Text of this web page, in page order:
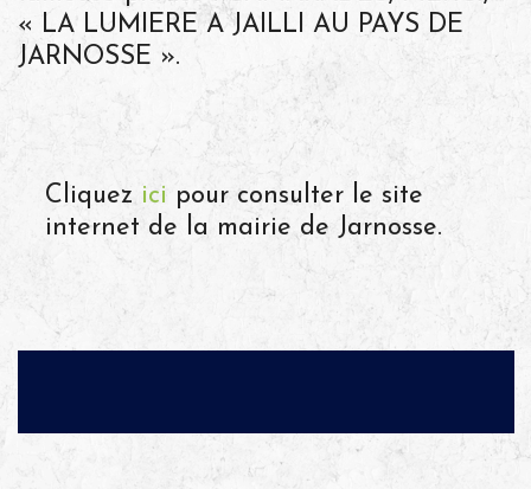
« LA LUMIERE A JAILLI AU PAYS DE
JARNOSSE ».
Cliquez ici pour consulter le site
internet de la mairie de Jarnosse.